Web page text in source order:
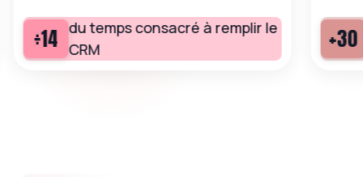
÷14 du temps consacré à remplir le
CRM
+30